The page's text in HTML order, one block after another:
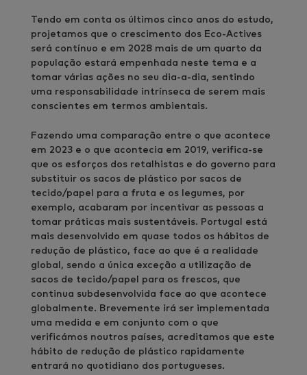
Tendo em conta os últimos cinco anos do estudo,
projetamos que o crescimento dos Eco-Actives
será contínuo e em 2028 mais de um quarto da
população estará empenhada neste tema e a
tomar várias ações no seu dia-a-dia, sentindo
uma responsabilidade intrínseca de serem mais
conscientes em termos ambientais.
Fazendo uma comparação entre o que acontece
em 2023 e o que acontecia em 2019, verifica-se
que os esforços dos retalhistas e do governo para
substituir os sacos de plástico por sacos de
tecido/papel para a fruta e os legumes, por
exemplo, acabaram por incentivar as pessoas a
tomar práticas mais sustentáveis. Portugal está
mais desenvolvido em quase todos os hábitos de
redução de plástico, face ao que é a realidade
global, sendo a única exceção a utilização de
sacos de tecido/papel para os frescos, que
continua subdesenvolvida face ao que acontece
globalmente. Brevemente irá ser implementada
uma medida e em conjunto com o que
verificámos noutros países, acreditamos que este
hábito de redução de plástico rapidamente
entrará no quotidiano dos portugueses.